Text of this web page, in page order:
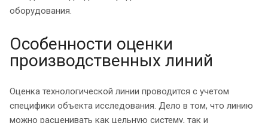
оборудования.
Особенности оценки
производственных линий
Оценка технологической линии проводится с учетом
специфики объекта исследования. Дело в том, что линию
можно расценивать как цельную систему, так и